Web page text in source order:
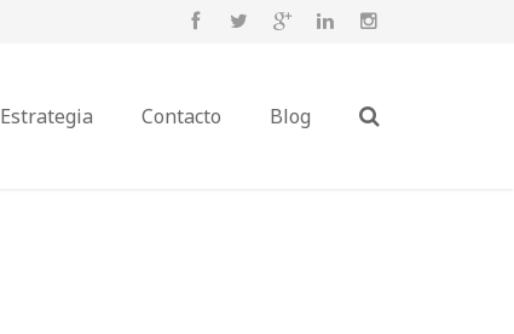
Estrategia Contacto Blog